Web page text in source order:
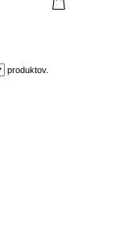
produktov.